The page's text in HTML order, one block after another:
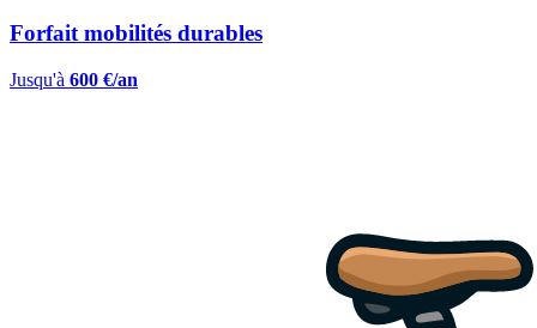
Forfait mobilités durables
Jusqu'à 600 €/an